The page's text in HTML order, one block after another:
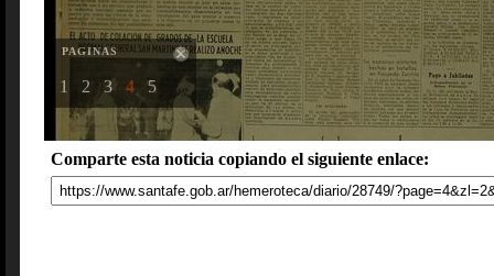
PAGINAS
1 2 3 4 5
Comparte esta noticia copiando el siguiente enlace: